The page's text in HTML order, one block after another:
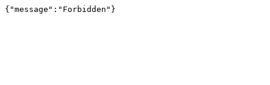
{"message":"Forbidden"}